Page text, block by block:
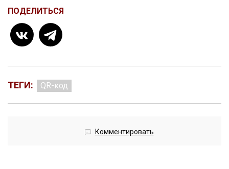
ПОДЕЛИТЬСЯ
ТЕГИ: QR-код
Комментировать